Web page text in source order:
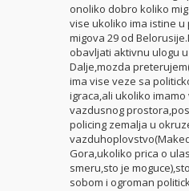
onoliko dobro koliko
vise ukoliko ima istine
migova 29 od
obavljati aktivnu ulogu
Dalje,mozda
ima vise veze sa
igraca,ali ukoliko
vazdusnog
policing zemalja u
Gora,ukoliko prica o
smeru,sto je
sobom i ogroman